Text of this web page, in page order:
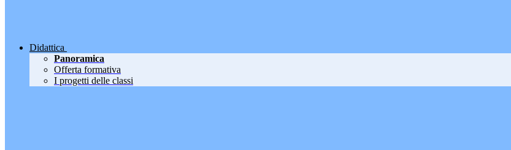
Didattica
Panoramica
Offerta formativa
I progetti delle classi